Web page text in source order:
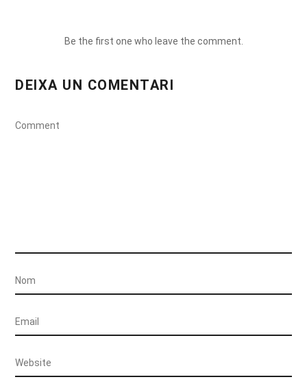
Be the first one who leave the comment.
DEIXA UN COMENTARI